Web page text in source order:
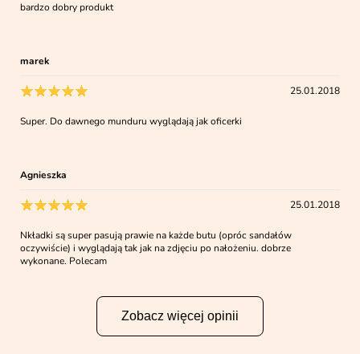
bardzo dobry produkt
marek
25.01.2018
Super. Do dawnego munduru wyglądają jak oficerki
Agnieszka
25.01.2018
Nkładki są super pasują prawie na każde butu (opróc sandałów
oczywiście) i wyglądają tak jak na zdjęciu po nałożeniu. dobrze
wykonane. Polecam
Zobacz więcej opinii